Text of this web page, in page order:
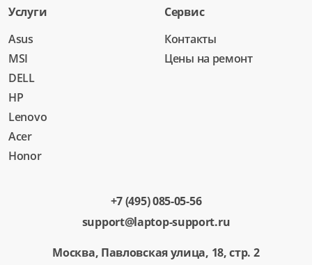
Услуги
Asus
MSI
DELL
HP
Lenovo
Acer
Honor
Сервис
Контакты
Цены на ремонт
+7 (495) 085-05-56
support@laptop-support.ru
Москва, Павловская улица, 18, стр. 2